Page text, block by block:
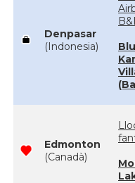
Denpasar
(Indonesia)
Edmonton
(Canadà)